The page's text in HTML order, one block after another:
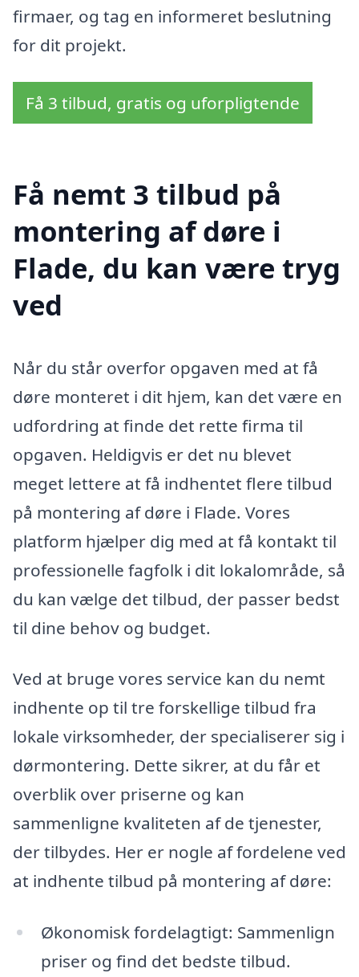
firmaer, og tag en informeret beslutning
for dit projekt.
Få 3 tilbud, gratis og uforpligtende
Få nemt 3 tilbud på
montering af døre i
Flade, du kan være tryg
ved
Når du står overfor opgaven med at få
døre monteret i dit hjem, kan det være en
udfordring at finde det rette firma til
opgaven. Heldigvis er det nu blevet
meget lettere at få indhentet flere tilbud
på montering af døre i Flade. Vores
platform hjælper dig med at få kontakt til
professionelle fagfolk i dit lokalområde, så
du kan vælge det tilbud, der passer bedst
til dine behov og budget.
Ved at bruge vores service kan du nemt
indhente op til tre forskellige tilbud fra
lokale virksomheder, der specialiserer sig i
dørmontering. Dette sikrer, at du får et
overblik over priserne og kan
sammenligne kvaliteten af de tjenester,
der tilbydes. Her er nogle af fordelene ved
at indhente tilbud på montering af døre:
Økonomisk fordelagtigt: Sammenlign
priser og find det bedste tilbud.